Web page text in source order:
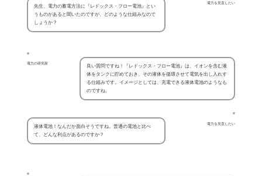
電力を見直したい
先生、電力の蓄電方法に『レドックス・フロー電池』とい
うものがあると聞いたのですが、どのような仕組みなので
しょうか？
電力の研究家
良い質問ですね！『レドックス・フロー電池』は、イオンを含む液
体をタンクに貯めておき、その液体を循環させて電気を出し入れす
る仕組みです。イメージとしては、充電できる液体電池のようなも
のですね。
電力を見直したい
液体電池！なんだか面白そうですね。普通の電池と比べ
て、どんな利点があるのですか？